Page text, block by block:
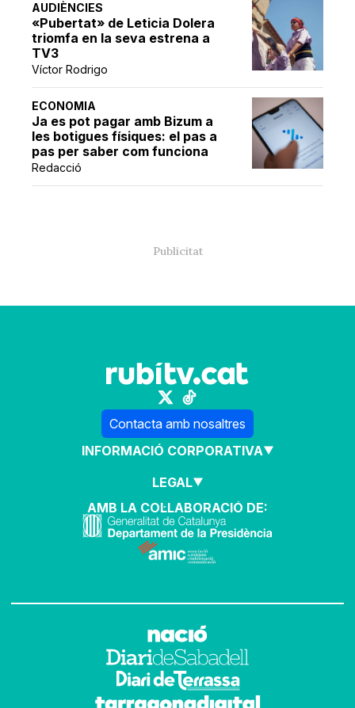
AUDIÈNCIES
«Pubertat» de Leticia Dolera
triomfa en la seva estrena a
TV3
Víctor Rodrigo
ECONOMIA
Ja es pot pagar amb Bizum a
les botigues físiques: el pas a
pas per saber com funciona
Redacció
Contacta amb nosaltres
INFORMACIÓ CORPORATIVA
LEGAL
AMB LA COL·LABORACIÓ DE: